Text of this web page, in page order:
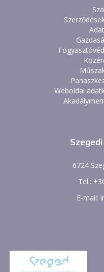
Weboldal
6724
Tel.:
E-mail: